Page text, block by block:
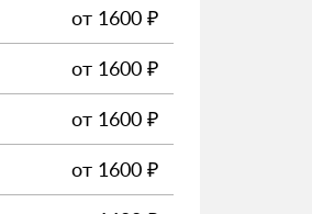
от 1600 ₽
от 1600 ₽
от 1600 ₽
от 1600 ₽